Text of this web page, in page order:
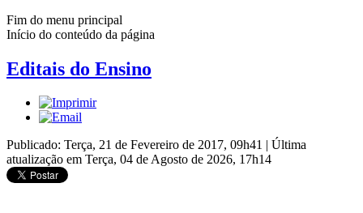
Fim do menu principal
Início do conteúdo da página
Editais do Ensino
Publicado: Terça, 21 de Fevereiro de 2017, 09h41 | Última
atualização em Terça, 04 de Agosto de 2026, 17h14